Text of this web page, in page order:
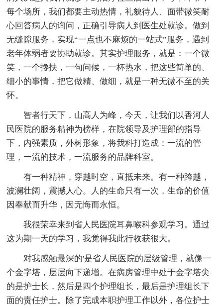
每个场所，我们都要主动热情，礼貌待人、面带微笑耐
心回答病人的询问，正确引导病人到医生处就诊。做到
无缝隙服务，实现“一点也不麻烦的一站式”服务，遇到
老年体弱者要协助就诊。其实护理服务，就是：一个微
笑，一个搀扶，一句问候，一杯热水，把这些简单的、
细小的事情，把它做精、做细，就是一种无微不至的关
怀。
智者行天下，山高人为峰，今天，让我们以香河人
民医院的服务精神为榜样，在院领导及护理部的指导
下，内强素质，外树形象，将我科打造成：一流的管
理，一流的技术，一流服务的品牌科室。
有一种精神，穿越时空，直抵未来。有一种跨越，
波澜壮阔，震撼人心。人的生命只有一次，生命的价值
因奉献而升华，因无悔而永恒。
我很荣幸来到省人民医院耳鼻喉科参观学习。通过
这为期一天的学习，我觉得我此行收获很大。
对我感触最深的'是省人民医院的层级管理，就像一
个金字塔，层层向下递增。在病房管理中处于金字塔尖
的是护士长，然后是四个护理组长，最后是护理组长下
面的责任护士。除了完成本职护理工作以外，各位护士